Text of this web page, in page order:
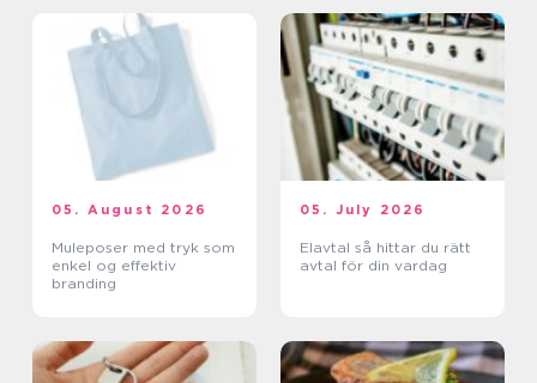
05. August 2026
Muleposer med tryk som
enkel og effektiv
branding
05. July 2026
Elavtal så hittar du rätt
avtal för din vardag